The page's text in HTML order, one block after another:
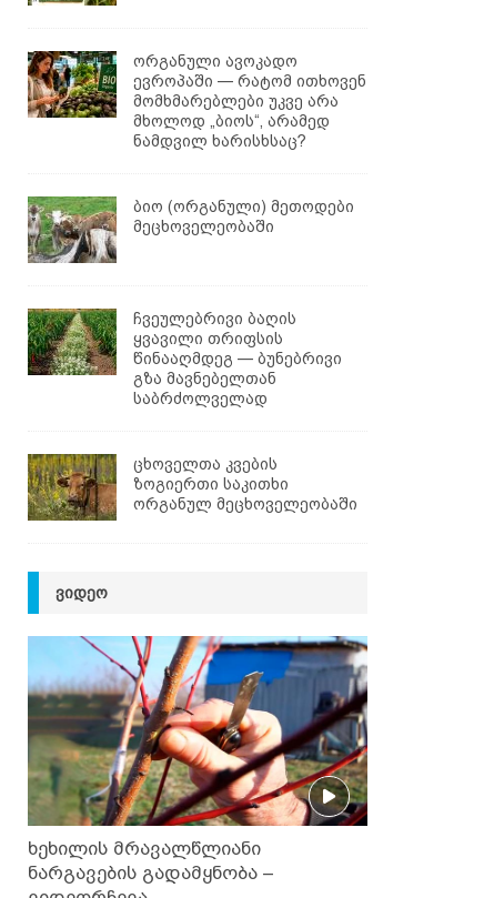
ორგანული ავოკადო
ევროპაში — რატომ ითხოვენ
მომხმარებლები უკვე არა
მხოლოდ „ბიოს“, არამედ
ნამდვილ ხარისხსაც?
ბიო (ორგანული) მეთოდები
მეცხოველეობაში
ჩვეულებრივი ბაღის
ყვავილი თრიფსის
წინააღმდეგ — ბუნებრივი
გზა მავნებელთან
საბრძოლველად
ცხოველთა კვების
ზოგიერთი საკითხი
ორგანულ მეცხოველეობაში
ᲕᲘᲓᲔᲝ
ხეხილის მრავალწლიანი
ნარგავების გადამყნობა –